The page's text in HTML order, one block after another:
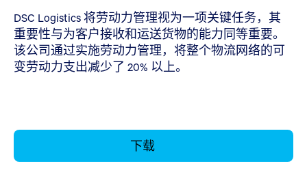
DSC Logistics 将劳动力管理视为一项关键任务，其
重要性与为客户接收和运送货物的能力同等重要。
该公司通过实施劳动力管理，将整个物流网络的可
变劳动力支出减少了 20% 以上。
下载